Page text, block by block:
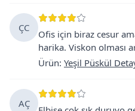
ÇC
Ofis için biraz cesur
harika. Viskon olması
Ürün: Yeşil Püskül
AÇ